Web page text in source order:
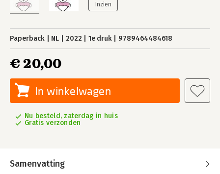
Paperback NL 2022 1e druk 9789464484618
€ 20,00
In winkelwagen
Nu besteld, zaterdag in huis
Gratis verzonden
Samenvatting